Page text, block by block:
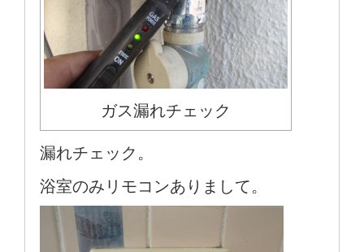
ガス漏れチェック
漏れチェック。
浴室のみリモコンありまして。